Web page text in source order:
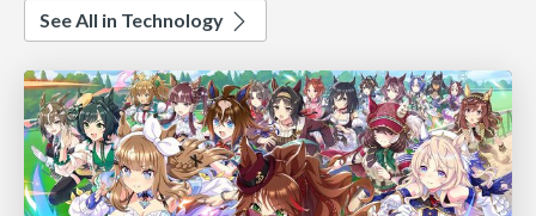
See All in Technology